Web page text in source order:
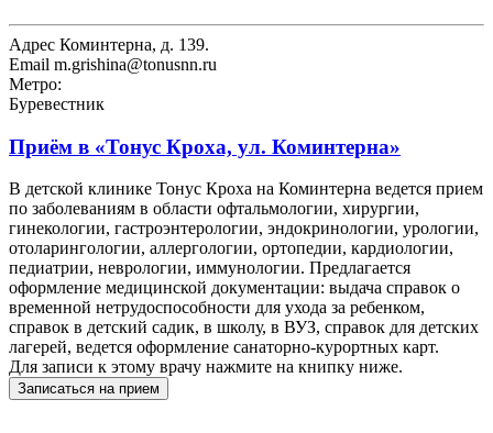
Адрес Коминтерна, д. 139.
Email m.grishina@tonusnn.ru
Метро:
Буревестник
Приём в «Тонус Кроха, ул. Коминтерна»
В детской клинике Тонус Кроха на Коминтерна ведется прием
по заболеваниям в области офтальмологии, хирургии,
гинекологии, гастроэнтерологии, эндокринологии, урологии,
отоларингологии, аллергологии, ортопедии, кардиологии,
педиатрии, неврологии, иммунологии. Предлагается
оформление медицинской документации: выдача справок о
временной нетрудоспособности для ухода за ребенком,
справок в детский садик, в школу, в ВУЗ, справок для детских
лагерей, ведется оформление санаторно-курортных карт.
Для записи к этому врачу нажмите на книпку ниже.
Записаться на прием